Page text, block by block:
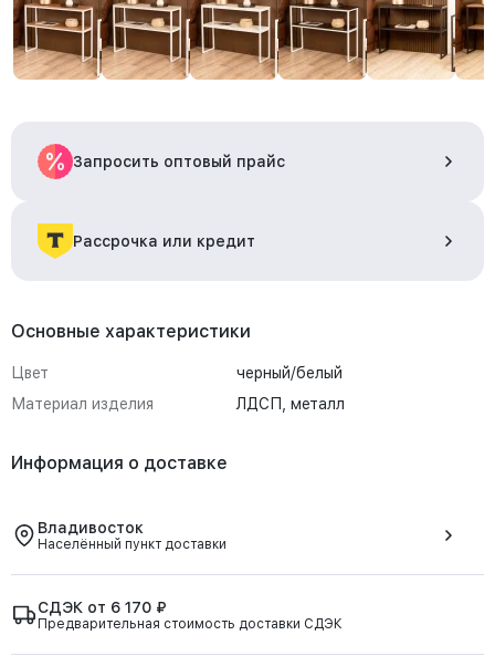
Запросить оптовый прайс
Рассрочка или кредит
Основные характеристики
Цвет
черный/белый
Материал изделия
ЛДСП, металл
Информация о доставке
Владивосток
Населённый пункт доставки
СДЭК от 6 170 ₽
Предварительная стоимость доставки СДЭК